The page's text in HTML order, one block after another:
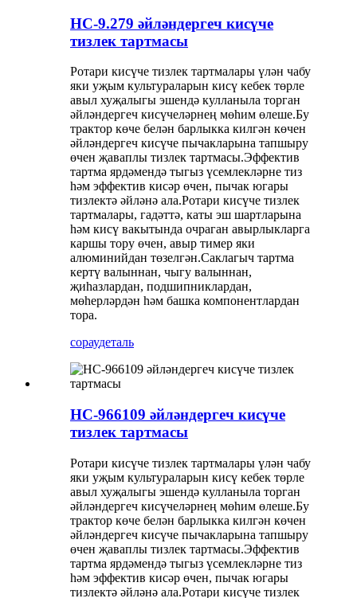
HC-9.279 әйләндергеч кисүче
тизлек тартмасы
Ротари кисүче тизлек тартмалары үлән чабу
яки уҗым культураларын кисү кебек төрле
авыл хуҗалыгы эшендә кулланыла торган
әйләндергеч кисүчеләрнең мөһим өлеше.Бу
трактор көче белән барлыкка килгән көчен
әйләндергеч кисүче пычакларына тапшыру
өчен җаваплы тизлек тартмасы.Эффектив
тартма ярдәмендә тыгыз үсемлекләрне тиз
һәм эффектив кисәр өчен, пычак югары
тизлектә әйләнә ала.Ротари кисүче тизлек
тартмалары, гадәттә, каты эш шартларына
һәм кисү вакытында очраган авырлыкларга
каршы тору өчен, авыр тимер яки
алюминийдан төзелгән.Саклагыч тартма
кертү валыннан, чыгу валыннан,
җиһазлардан, подшипниклардан,
мөһерләрдән һәм башка компонентлардан
тора.
сораудеталь
HC-966109 әйләндергеч кисүче
тизлек тартмасы
Ротари кисүче тизлек тартмалары үлән чабу
яки уҗым культураларын кисү кебек төрле
авыл хуҗалыгы эшендә кулланыла торган
әйләндергеч кисүчеләрнең мөһим өлеше.Бу
трактор көче белән барлыкка килгән көчен
әйләндергеч кисүче пычакларына тапшыру
өчен җаваплы тизлек тартмасы.Эффектив
тартма ярдәмендә тыгыз үсемлекләрне тиз
һәм эффектив кисәр өчен, пычак югары
тизлектә әйләнә ала.Ротари кисүче тизлек